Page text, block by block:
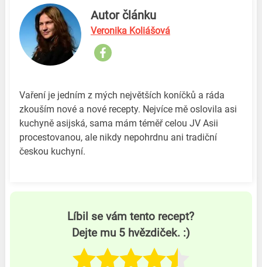
Autor článku
Veronika Koliášová
Vaření je jedním z mých největších koníčků a ráda
zkouším nové a nové recepty. Nejvíce mě oslovila asi
kuchyně asijská, sama mám téměř celou JV Asii
procestovanou, ale nikdy nepohrdnu ani tradiční
českou kuchyní.
Líbil se vám tento recept?
Dejte mu 5 hvězdiček. :)